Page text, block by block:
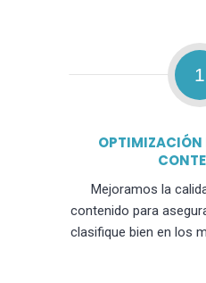
1
OPTIMIZACIÓN
Mejoramos la
contenido para
clasifique bien en los